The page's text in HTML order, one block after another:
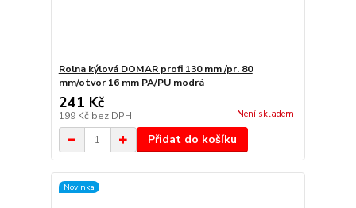
Rolna kýlová DOMAR profi 130 mm /pr. 80
mm/otvor 16 mm PA/PU modrá
241 Kč
199 Kč bez DPH Není skladem
Přidat do košíku
Novinka